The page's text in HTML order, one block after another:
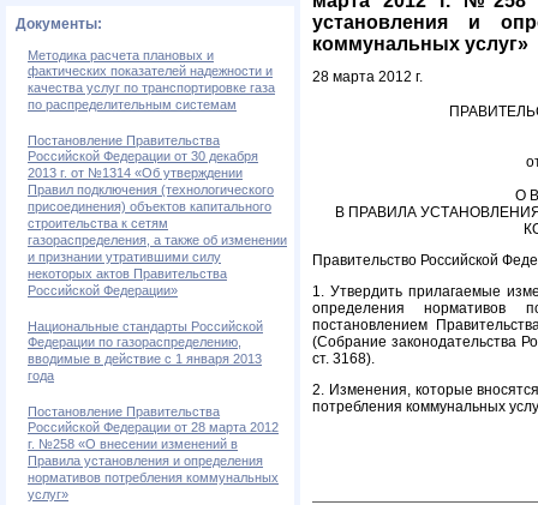
Документы:
Методика расчета плановых и
фактических показателей надежности и
качества услуг по транспортировке газа
по распределительным системам
Постановление Правительства
Российской Федерации от 30 декабря
2013 г. от №1314 «Об утверждении
Правил подключения (технологического
присоединения) объектов капитального
строительства к сетям
газораспределения, а также об изменении
и признании утратившими силу
некоторых актов Правительства
Российской Федерации»
Национальные стандарты Российской
Федерации по газораспределению,
вводимые в действие с 1 января 2013
года
Постановление Правительства
Российской Федерации от 28 марта 2012
г. №258 «О внесении изменений в
Правила установления и определения
нормативов потребления коммунальных
услуг»
установления и
коммунальных услуг»
28 марта 2012 г.
О
В ПРАВИЛА
Правительство Российской
1. Утвердить прилагаемые
определения нормативов
постановлением
(Собрание законодательства
ст. 3168).
2. Изменения, которые
потребления коммунальных